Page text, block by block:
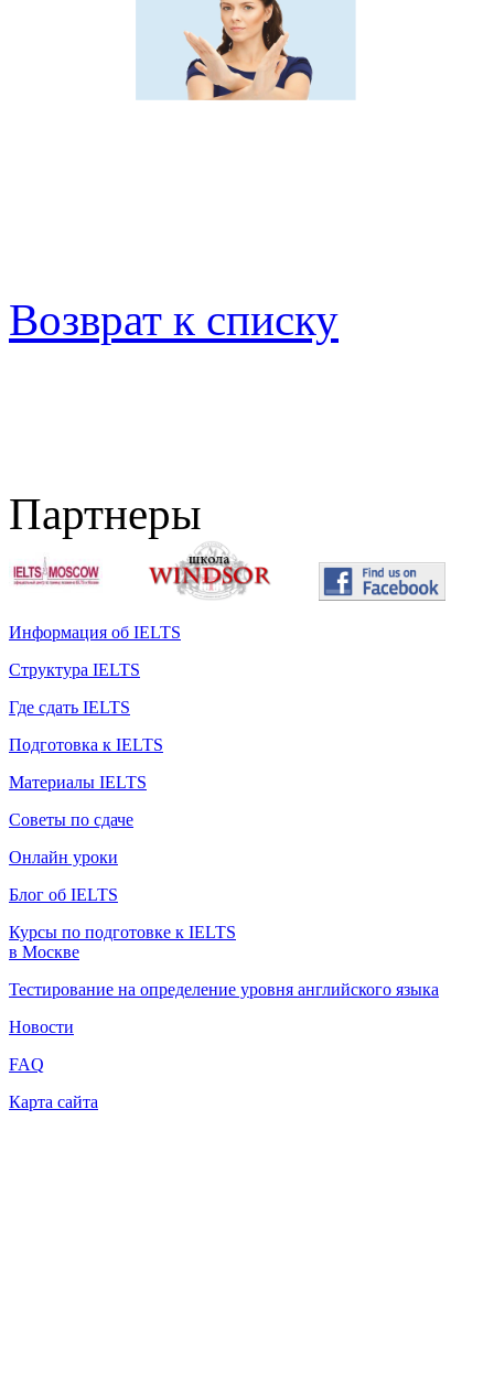
Возврат к списку
Партнеры
Информация об IELTS
Структура IELTS
Где сдать IELTS
Подготовка к IELTS
Материалы IELTS
Советы по сдаче
Онлайн уроки
Блог об IELTS
Курсы по подготовке к IELTS
в Москве
Тестирование на определение уровня английского языка
Новости
FAQ
Карта сайта